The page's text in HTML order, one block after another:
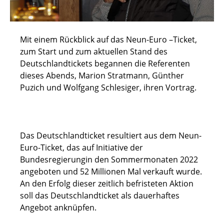
Mit einem Rückblick auf das Neun-Euro –Ticket,
zum Start und zum aktuellen Stand des
Deutschlandtickets begannen die Referenten
dieses Abends, Marion Stratmann, Günther
Puzich und Wolfgang Schlesiger, ihren Vortrag.
Das Deutschlandticket resultiert aus dem Neun-
Euro-Ticket, das auf Initiative der
Bundesregierungin den Sommermonaten 2022
angeboten und 52 Millionen Mal verkauft wurde.
An den Erfolg dieser zeitlich befristeten Aktion
soll das Deutschlandticket als dauerhaftes
Angebot anknüpfen.